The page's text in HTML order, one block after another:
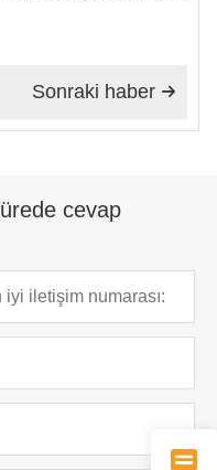

Sonraki haber
cevap
